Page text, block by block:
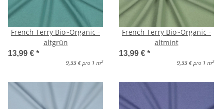
French Terry Bio~Organic -
altgrün
13,99 € *
9,33 € pro 1 m2
French Terry Bio~Organic -
altmint
13,99 € *
9,33 € pro 1 m2